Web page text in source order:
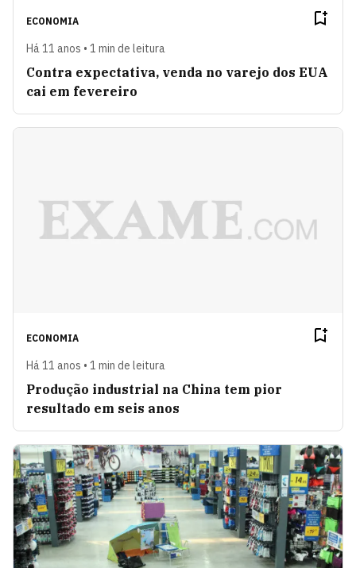
ECONOMIA
Há 11 anos • 1 min de leitura
Contra expectativa, venda no varejo dos EUA
cai em fevereiro
ECONOMIA
Há 11 anos • 1 min de leitura
Produção industrial na China tem pior
resultado em seis anos